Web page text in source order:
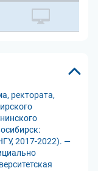
ректората,
2017-2022). —